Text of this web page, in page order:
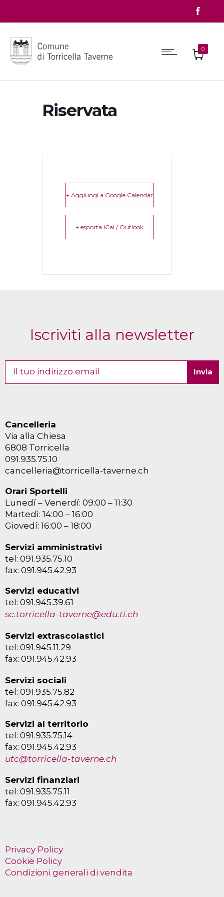
0
Riservata
+ Aggiungi a Google Calendar
+ esporta iCal / Outlook
Iscriviti alla newsletter
Cancelleria
Via alla Chiesa
6808 Torricella
091.935.75.10
cancelleria@torricella-taverne.ch
Orari Sportelli
Lunedí – Venerdí: 09:00 – 11:30
Martedì: 14:00 – 16:00
Giovedí: 16:00 – 18:00
Servizi amministrativi
tel: 091.935.75.10
fax: 091.945.42.93
Servizi educativi
tel: 091.945.39.61
sc.torricella-taverne@edu.ti.ch
Servizi extrascolastici
tel: 091.945.11.29
fax: 091.945.42.93
Servizi sociali
tel: 091.935.75.82
fax: 091.945.42.93
Servizi al territorio
tel: 091.935.75.14
fax: 091.945.42.93
utc@torricella-taverne.ch
Servizi finanziari
tel: 091.935.75.11
fax: 091.945.42.93
Privacy Policy
Cookie Policy
Condizioni generali di vendita